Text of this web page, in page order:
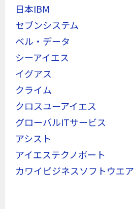
日本IBM
セブンシステム
ベル・データ
シーアイエス
イグアス
クライム
クロスユーアイエス
グローバルITサービス
アシスト
アイエステクノポート
カワイビジネスソフトウエア